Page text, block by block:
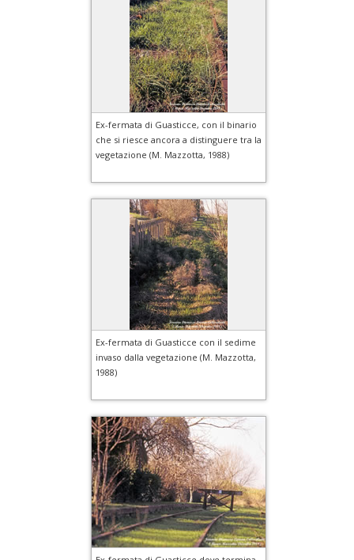
Ex-fermata di Guasticce, con il binario
che si riesce ancora a distinguere tra la
vegetazione (M. Mazzotta, 1988)
Ex-fermata di Guasticce con il sedime
invaso dalla vegetazione (M. Mazzotta,
1988)